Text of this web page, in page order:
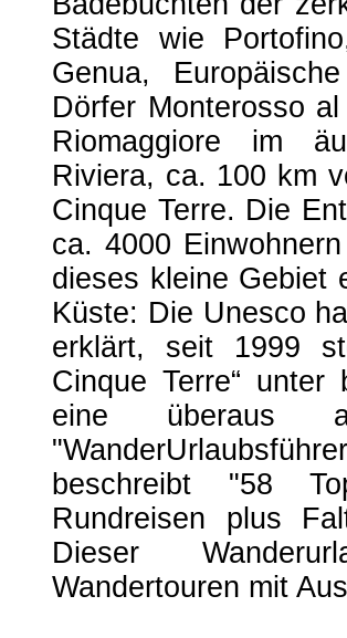
Städ­te wie
Genua,
Dörfer Monterosso
Riomaggiore im
Riviera, ca. 100 km
Cinque Terre. Die
ca. 4000
dieses kleine Gebiet
Küste: Die Unesco
erklärt, seit 1999
Cinque Terre“
eine überaus
beschreibt "58
Rundreisen plus
Dieser
Wandertouren mit